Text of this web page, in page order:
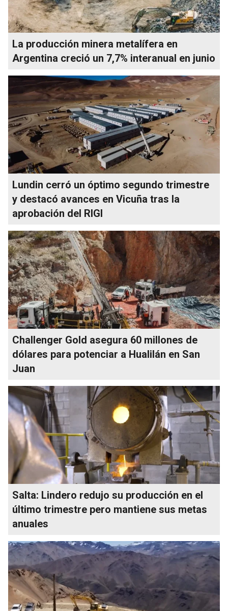
La producción minera metalífera en
Argentina creció un 7,7% interanual en junio
Lundin cerró un óptimo segundo trimestre
y destacó avances en Vicuña tras la
aprobación del RIGI
Challenger Gold asegura 60 millones de
dólares para potenciar a Hualilán en San
Juan
Salta: Lindero redujo su producción en el
último trimestre pero mantiene sus metas
anuales